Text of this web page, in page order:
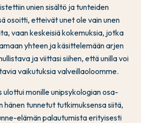
unien sisältö ja tunteiden
osoitti, etteivät unet ole vain unen
vaan keskeisiä kokemuksia, jotka
yhteen ja käsittelemään arjen
ja viittasi siihen, että unilla voi
vaikutuksia valveillaoloomme.
monille unipsykologian osa-
hänen tunnetut tutkimuksensa siitä,
elämän palautumista erityisesti